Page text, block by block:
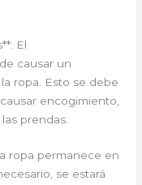
El
causar un
ropa. Esto se debe
encogimiento,
prendas.
ropa permanece en
se estará